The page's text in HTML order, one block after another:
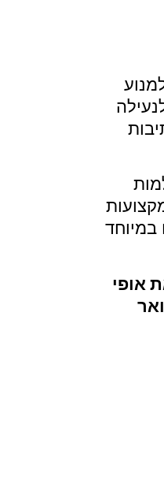
במיוחד
אופי